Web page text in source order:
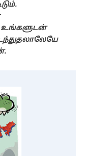
உங்களுடன்